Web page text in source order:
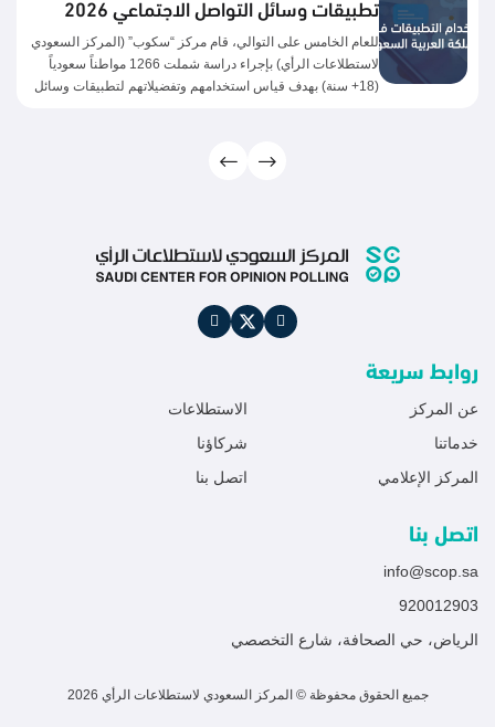
تطبيقات وسائل التواصل الاجتماعي 2026
للعام الخامس على التوالي، قام مركز “سكوب” (المركز السعودي
لاستطلاعات الرأي) بإجراء دراسة شملت 1266 مواطناً سعودياً
(18+ سنة) بهدف قياس استخدامهم وتفضيلاتهم لتطبيقات وسائل
النسبي. وتشير هذه النتائج إلى أن المستخدمين قد أصبحوا أكثر
انتقائية في ...
روابط سريعة
عن المركز
الاستطلاعات
خدماتنا
شركاؤنا
المركز الإعلامي
اتصل بنا
اتصل بنا
info@scop.sa
920012903
الرياض، حي الصحافة، شارع التخصصي
جميع الحقوق محفوظة © المركز السعودي لاستطلاعات الرأي 2026